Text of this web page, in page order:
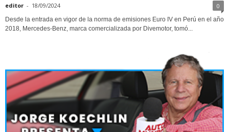
editor - 18/09/2024 0
Desde la entrada en vigor de la norma de emisiones Euro IV en Perú en el año
2018, Mercedes-Benz, marca comercializada por Divemotor, tomó...